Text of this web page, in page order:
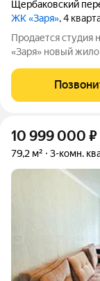
Щербаковский
ЖК «Заря», 4
Продается студия
«Заря» новый жилой комплекс премиум-класса в самом
высоким уровнем
Проект
10 999 000 ₽
79,2 м² 3-комн.